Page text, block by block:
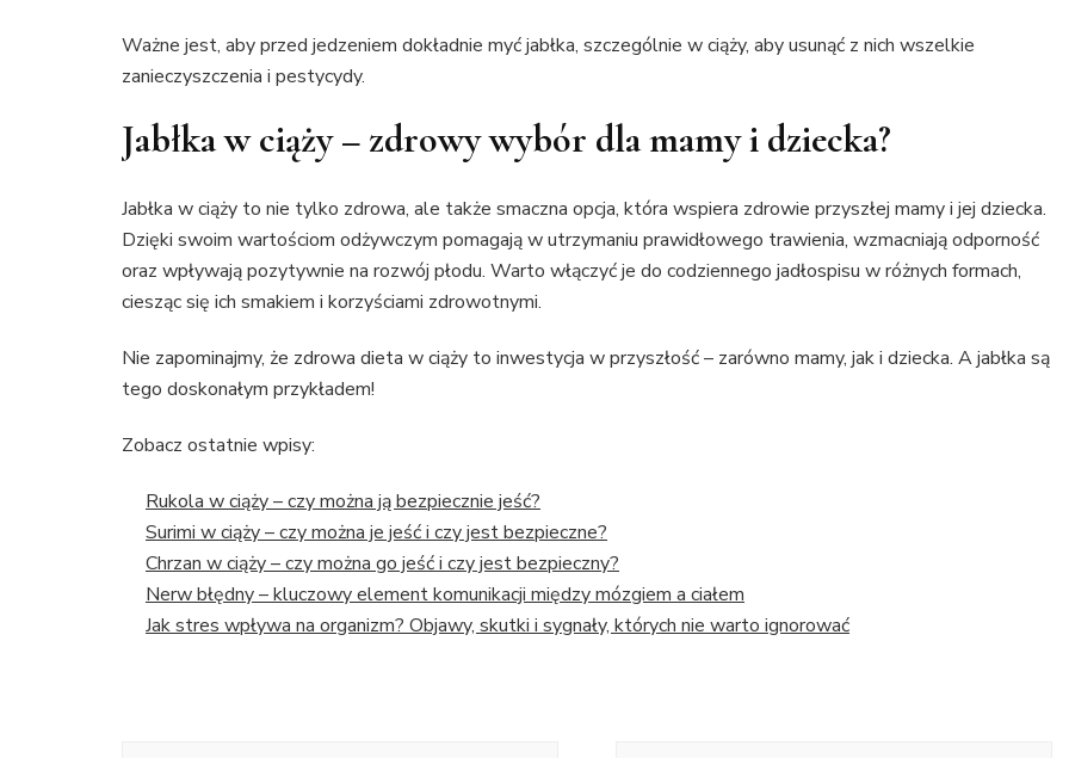
Ważne jest, aby przed jedzeniem dokładnie myć jabłka, szczególnie w ciąży, aby usunąć z nich wszelkie
zanieczyszczenia i pestycydy.
Jabłka w ciąży – zdrowy wybór dla mamy i dziecka?
Jabłka w ciąży to nie tylko zdrowa, ale także smaczna opcja, która wspiera zdrowie przyszłej mamy i jej dziecka.
Dzięki swoim wartościom odżywczym pomagają w utrzymaniu prawidłowego trawienia, wzmacniają odporność
oraz wpływają pozytywnie na rozwój płodu. Warto włączyć je do codziennego jadłospisu w różnych formach,
ciesząc się ich smakiem i korzyściami zdrowotnymi.
Nie zapominajmy, że zdrowa dieta w ciąży to inwestycja w przyszłość – zarówno mamy, jak i dziecka. A jabłka są
tego doskonałym przykładem!
Zobacz ostatnie wpisy:
Rukola w ciąży – czy można ją bezpiecznie jeść?
Surimi w ciąży – czy można je jeść i czy jest bezpieczne?
Chrzan w ciąży – czy można go jeść i czy jest bezpieczny?
Nerw błędny – kluczowy element komunikacji między mózgiem a ciałem
Jak stres wpływa na organizm? Objawy, skutki i sygnały, których nie warto ignorować